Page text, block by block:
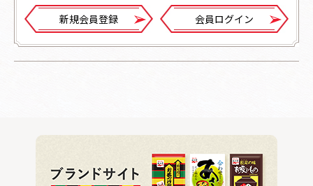
新規会員登録 会員ログイン